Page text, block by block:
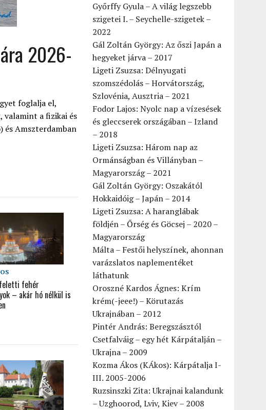
2026-
foglalja el,
valamint a fizikai és
és Amszterdamban
fehér
– akár hó nélkül is
Győrffy Gyula – A világ legszebb
szigetei I. – Seychelle-szigetek –
2022
Gál Zoltán György: Az őszi Japán a
hegyeket járva – 2017
Ligeti Zsuzsa: Délnyugati
szomszédolás – Horvátország,
Szlovénia, Ausztria – 2021
Fodor Lajos: Nyolc nap a vízesések
és gleccserek országában – Izland
– 2018
Ligeti Zsuzsa: Három nap az
Ormánságban és Villányban –
Magyarország – 2021
Gál Zoltán György: Oszakától
Hokkaidóig – Japán – 2014
Ligeti Zsuzsa: A haranglábak
földjén – Őrség és Göcsej – 2020 –
Magyarország
Málta – Festői helyszínek, ahonnan
varázslatos naplementéket
láthatunk
Oroszné Kardos Ágnes: Krím
krém(-jeee!) – Körutazás
Ukrajnában – 2012
Pintér András: Beregszásztól
Csetfalváig – egy hét Kárpátalján –
Ukrajna – 2009
Kozma Ákos (KÁkos): Kárpátalja I-
III. 2005-2006
Ruzsinszki Zita: Ukrajnai kalandunk
– Uzghoorod, Lviv, Kiev – 2008